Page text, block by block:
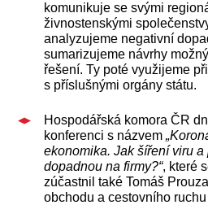
komunikuje se svými
živnostenskými
analyzujeme negativní
sumarizujeme návrhy
řešení. Ty poté využijeme
s příslušnými orgány státu.
Hospodářská komora ČR
konferenci s názvem
ekonomika. Jak šíření viru
dopadnou na firmy?“, které
zúčastnil také Tomáš
obchodu a cestovního